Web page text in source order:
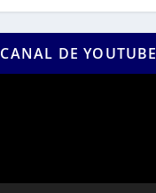
CANAL DE YOUTUBE